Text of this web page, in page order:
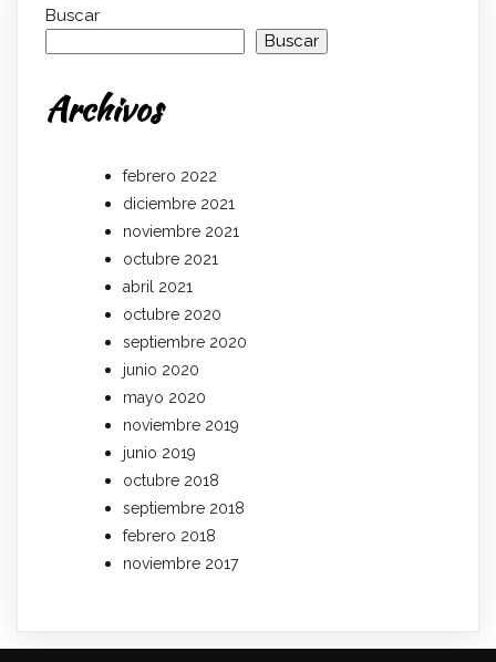
Buscar
Buscar
Archivos
febrero 2022
diciembre 2021
noviembre 2021
octubre 2021
abril 2021
octubre 2020
septiembre 2020
junio 2020
mayo 2020
noviembre 2019
junio 2019
octubre 2018
septiembre 2018
febrero 2018
noviembre 2017